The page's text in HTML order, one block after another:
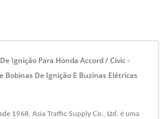
Ignição Para Honda Accord / Civic -
Bobinas De Ignição E Buzinas Elétricas
1968, Asia Traffic Supply Co., Ltd. é uma